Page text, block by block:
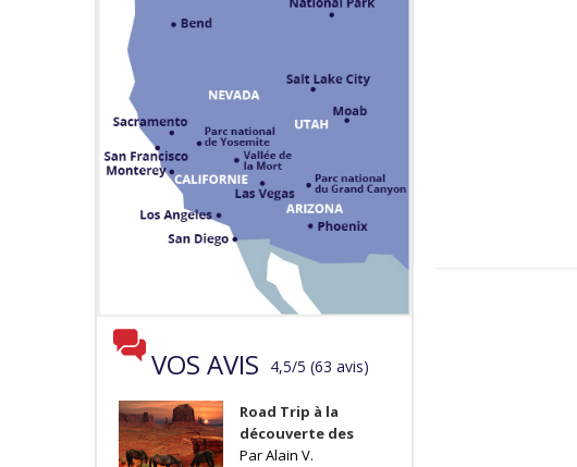
VOS AVIS 4,5/5 (63 avis)
Road Trip à la
découverte des
Par Alain V.